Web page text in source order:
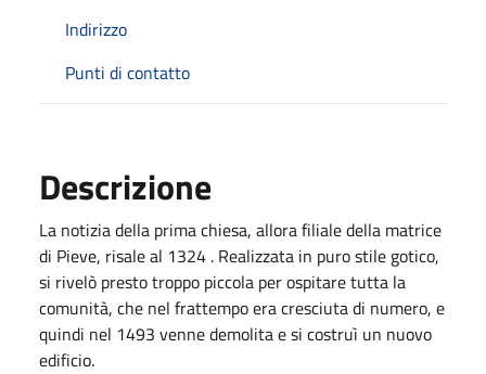
Indirizzo
Punti di contatto
Descrizione
La notizia della prima chiesa, allora filiale della matrice
di Pieve, risale al 1324 . Realizzata in puro stile gotico,
si rivelò presto troppo piccola per ospitare tutta la
comunità, che nel frattempo era cresciuta di numero, e
quindi nel 1493 venne demolita e si costruì un nuovo
edificio.